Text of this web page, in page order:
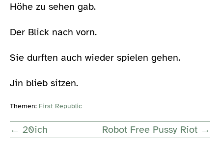
Höhe zu sehen gab.
Der Blick nach vorn.
Sie durften auch wieder spielen gehen.
Jin blieb sitzen.
Themen: First Republic
Post
← 20ich Robot Free Pussy Riot →